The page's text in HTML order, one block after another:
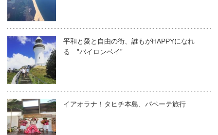
平和と愛と自由の街、誰もがHAPPYになれ
る ”バイロンベイ”
イアオラナ！タヒチ本島、パペーテ旅行